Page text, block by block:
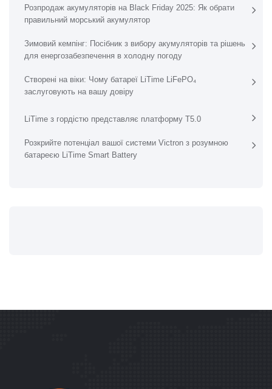
Розпродаж акумуляторів на Black Friday 2025: Як обрати
правильний морський акумулятор
Зимовий кемпінг: Посібник з вибору акумуляторів та рішень
для енергозабезпечення в холодну погоду
Створені на віки: Чому батареї LiTime LiFePO₄
заслуговують на вашу довіру
LiTime з гордістю представляє платформу T5.0
Розкрийте потенціал вашої системи Victron з розумною
батареєю LiTime Smart Battery